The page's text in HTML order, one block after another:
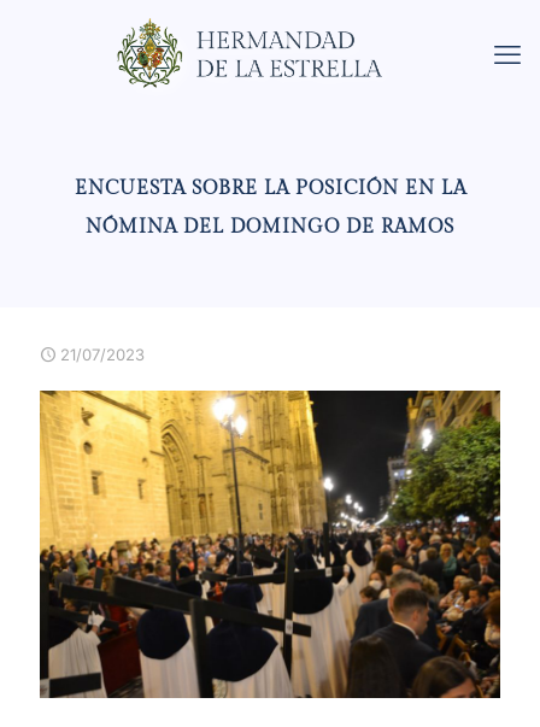
ENCUESTA SOBRE LA POSICIÓN EN LA
NÓMINA DEL DOMINGO DE RAMOS
21/07/2023